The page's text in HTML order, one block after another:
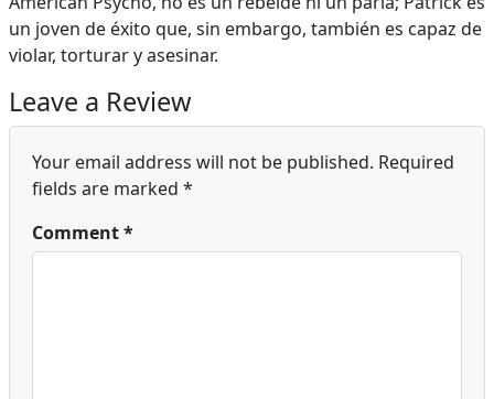
un joven de éxito que, sin embargo, también es capaz de
violar, torturar y asesinar.
Leave a Review
Your email address will not be published. Required
fields are marked *
Comment*